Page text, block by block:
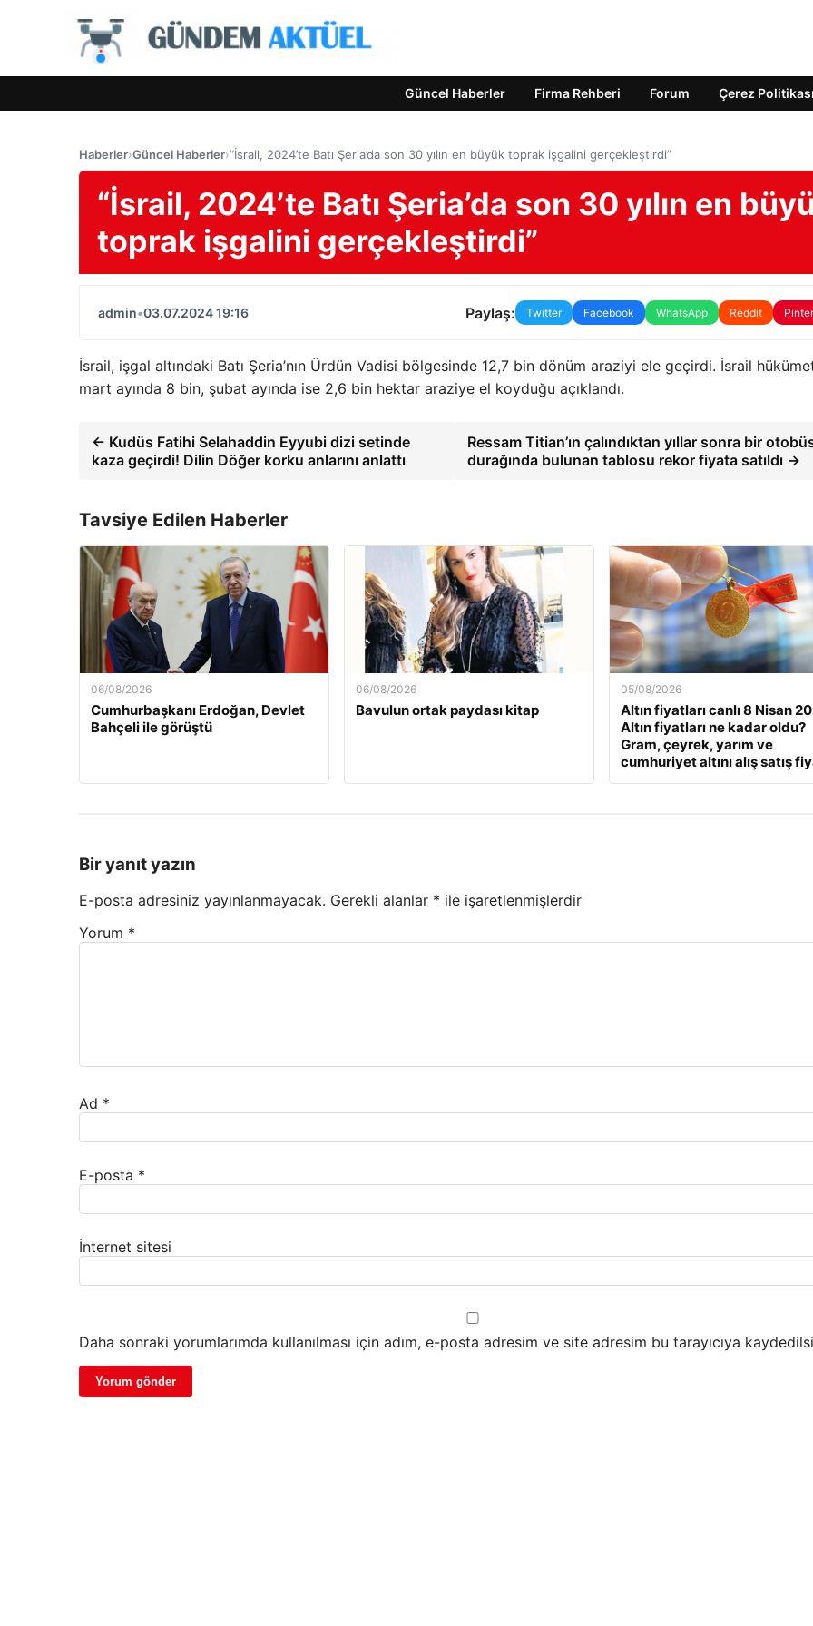
Güncel Haberler Firma Rehberi Forum Çerez Politikası
Haberler›Güncel Haberler›“İsrail, 2024’te Batı Şeria’da son 30 yılın en büyük toprak işgalini gerçekleştirdi”
“İsrail, 2024’te Batı Şeria’da son 30 yılın en
toprak işgalini gerçekleştirdi”
admin•03.07.2024 19:16 Paylaş: Twitter Facebook WhatsApp Reddit
İsrail, işgal altındaki Batı Şeria’nın Ürdün Vadisi bölgesinde 12,7 bin dönüm araziyi ele geçirdi. İsrail
mart ayında 8 bin, şubat ayında ise 2,6 bin hektar araziye el koyduğu açıklandı.
← Kudüs Fatihi Selahaddin Eyyubi dizi setinde
kaza geçirdi! Dilin Döğer korku anlarını anlattı
Ressam Titian’ın çalındıktan yıllar sonra bir
durağında bulunan tablosu rekor fiyata satıldı →
Tavsiye Edilen Haberler
06/08/2026
Cumhurbaşkanı Erdoğan, Devlet
Bahçeli ile görüştü
06/08/2026
Bavulun ortak paydası kitap
05/08/2026
Altın fiyatları canlı 8 Nisan
Altın fiyatları ne kadar oldu?
Gram, çeyrek, yarım ve
cumhuriyet altını alış satış
Bir yanıt yazın
E-posta adresiniz yayınlanmayacak. Gerekli alanlar * ile işaretlenmişlerdir
Yorum *
Ad *
E-posta *
İnternet sitesi
Daha sonraki yorumlarımda kullanılması için adım, e-posta adresim ve site adresim bu tarayıcıya